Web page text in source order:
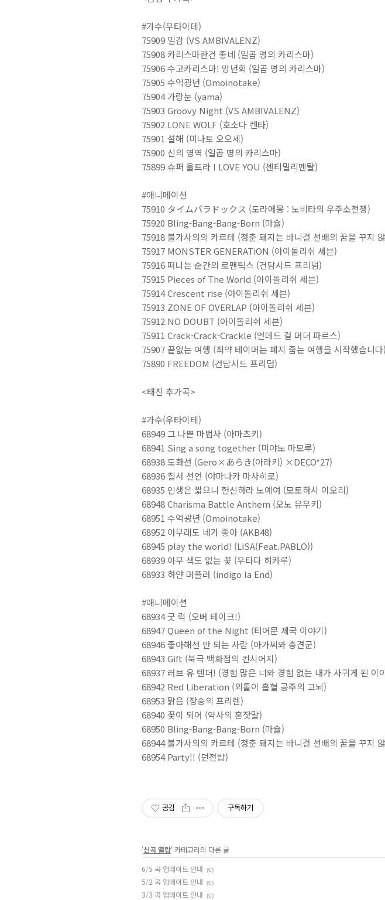
#가수(우타이테)
75909 밀감 (VS AMBIVALENZ)
75908 카리스마란건 좋네 (일곱 명의 카리스마)
75906 수고카리스마! 망년회 (일곱 명의 카리스마)
75905 수억광년 (Omoinotake)
75904 가랑눈 (yama)
75903 Groovy Night (VS AMBIVALENZ)
75902 LONE WOLF (호소다 켄타)
75901 설해 (미나토 오오세)
75900 신의 영역 (일곱 명의 카리스마)
75899 슈퍼 울트라 I LOVE YOU (센티밀리멘탈)
#애니메이션
75910 タイムパラドックス (도라에몽 : 노비타의 우주소전쟁)
75920 Bling-Bang-Bang-Born (마슐)
75918 불가사의의 카르테 (청춘 돼지는 바니걸 선배의 꿈을 꾸지
75917 MONSTER GENERATiON (아이돌리쉬 세븐)
75916 떠나는 순간의 로맨틱스 (건담시드 프리덤)
75915 Pieces of The World (아이돌리쉬 세븐)
75914 Crescent rise (아이돌리쉬 세븐)
75913 ZONE OF OVERLAP (아이돌리쉬 세븐)
75912 NO DOUBT (아이돌리쉬 세븐)
75911 Crack-Crack-Crackle (언데드 걸 머더 파르스)
75907 끝없는 여행 (최약 테이머는 폐지 줍는 여행을 시작했습니다)
75890 FREEDOM (건담시드 프리덤)
<태진 추가곡>
#가수(우타이테)
68949 그 나쁜 마법사 (아마츠키)
68941 Sing a song together (미야노 마모루)
68938 도화선 (Gero×あらき(아라키) ×DECO*27)
68936 질서 선언 (야마나카 마사히로)
68935 인생은 짧으니 헌신하라 노예여 (모토하시 이오리)
68948 Charisma Battle Anthem (오노 유우키)
68951 수억광년 (Omoinotake)
68952 아무래도 네가 좋아 (AKB48)
68945 play the world! (LiSA(Feat.PABLO))
68939 아무 색도 없는 꽃 (우타다 히카루)
68933 하얀 머플러 (indigo la End)
#애니메이션
68934 굿 럭 (오버 테이크!)
68947 Queen of the Night (티어문 제국 이야기)
68946 좋아해선 안 되는 사람 (아가씨와 충견군)
68943 Gift (북극 백화점의 컨시어지)
68937 러브 유 텐더! (경험 많은 너와 경험 없는 내가 사귀게 된 이
68942 Red Liberation (외톨이 흡혈 공주의 고뇌)
68953 맑음 (장송의 프리렌)
68940 꽃이 되어 (약사의 혼잣말)
68950 Bling-Bang-Bang-Born (마슐)
68944 불가사의의 카르테 (청춘 돼지는 바니걸 선배의 꿈을 꾸지
68954 Party!! (던전밥)
공감 구독하기
'신곡 열람' 카테고리의 다른 글
6/5 곡 업데이트 안내
(0)
5/2 곡 업데이트 안내 (0)
3/3 곡 업데이트 안내 (0)